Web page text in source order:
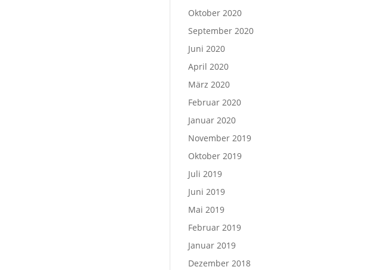
Oktober 2020
September 2020
Juni 2020
April 2020
März 2020
Februar 2020
Januar 2020
November 2019
Oktober 2019
Juli 2019
Juni 2019
Mai 2019
Februar 2019
Januar 2019
Dezember 2018